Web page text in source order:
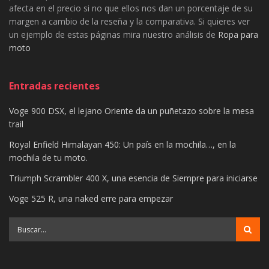
afecta en el precio si no que ellos nos dan un porcentaje de su
margen a cambio de la reseña y la comparativa. Si quieres ver
un ejemplo de estas páginas mira nuestro análisis de Ropa para
moto
Entradas recientes
Voge 900 DSX, el lejano Oriente da un puñetazo sobre la mesa
trail
Royal Enfield Himalayan 450: Un país en la mochila…, en la
mochila de tu moto.
Triumph Scrambler 400 X, una esencia de Siempre para iniciarse
Voge 525 R, una naked erre para empezar